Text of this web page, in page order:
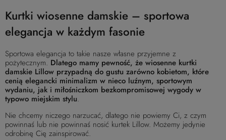
Kurtki wiosenne damskie – sportowa
elegancja w każdym fasonie
Sportowa elegancja to takie nasze własne przyjemne z
pożytecznym. Dlatego mamy pewność, że wiosenne kurtki
damskie Lillow przypadną do gustu zarówno kobietom, które
cenią elegancki minimalizm w nieco luźnym, sportowym
wydaniu, jak i miłośniczkom bezkompromisowej wygody w
typowo miejskim stylu.
Nie chcemy niczego narzucać, dlatego nie powiemy Ci, z czym
powinnaś lub nie powinnaś nosić kurtek Lillow. Możemy jedynie
odrobinę Cię zainspirować.